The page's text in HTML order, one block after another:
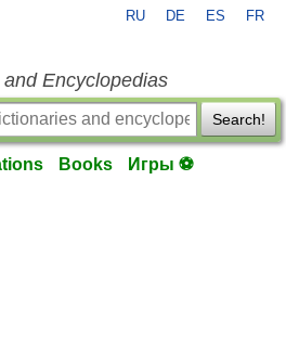
RU DE ES FR
Encyclopedias
Search!
Books Игры ⚽